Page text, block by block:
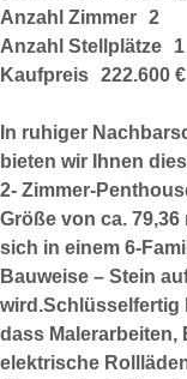
Anzahl Zimmer 2
Anzahl Stellplätze
1
Kaufpreis 222.600 €
In ruhiger
bieten wir Ihnen
2- Zimmer-
Größe von ca.
sich in einem 6-
Bauweise – Stein
wird.Schlüsselfertig
dass Malerarbeiten,
elektrische